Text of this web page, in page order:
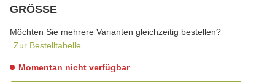
GRÖSSE
Möchten Sie mehrere Varianten gleichzeitig bestellen?
Zur Bestelltabelle
Momentan nicht verfügbar